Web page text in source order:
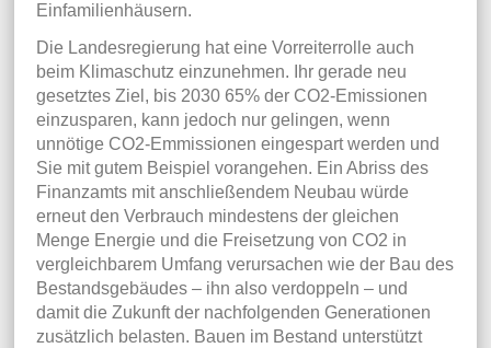
Einfamilienhäusern.
Die Landesregierung hat eine Vorreiterrolle auch
beim Klimaschutz einzunehmen. Ihr gerade neu
gesetztes Ziel, bis 2030 65% der CO2-Emissionen
einzusparen, kann jedoch nur gelingen, wenn
unnötige CO2-Emmissionen eingespart werden und
Sie mit gutem Beispiel vorangehen. Ein Abriss des
Finanzamts mit anschließendem Neubau würde
erneut den Verbrauch mindestens der gleichen
Menge Energie und die Freisetzung von CO2 in
vergleichbarem Umfang verursachen wie der Bau des
Bestandsgebäudes – ihn also verdoppeln – und
damit die Zukunft der nachfolgenden Generationen
zusätzlich belasten. Bauen im Bestand unterstützt